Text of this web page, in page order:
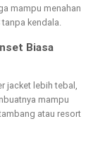
mampu menahan
kendala.
Biasa
jacket lebih tebal,
mampu
atau resort